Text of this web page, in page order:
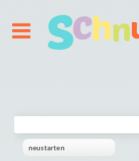
neustarten